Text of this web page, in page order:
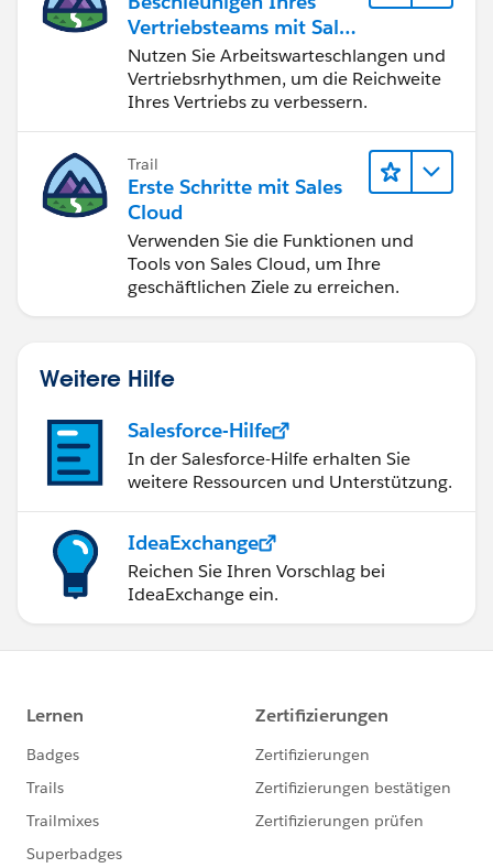
Vertriebsteams mit Sales
Engagement
Nutzen Sie Arbeitswarteschlangen und
Vertriebsrhythmen, um die Reichweite
Ihres Vertriebs zu verbessern.
Trail
Erste Schritte mit Sales
Cloud
Verwenden Sie die Funktionen und
Tools von Sales Cloud, um Ihre
geschäftlichen Ziele zu erreichen.
Weitere Hilfe
Salesforce-Hilfe
In der Salesforce-Hilfe erhalten Sie
weitere Ressourcen und Unterstützung.
IdeaExchange
Reichen Sie Ihren Vorschlag bei
IdeaExchange ein.